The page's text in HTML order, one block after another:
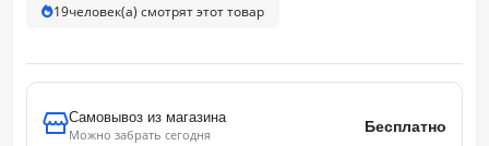
19человек(а) смотрят этот товар
Самовывоз из магазина
Можно забрать сегодня
Бесплатно